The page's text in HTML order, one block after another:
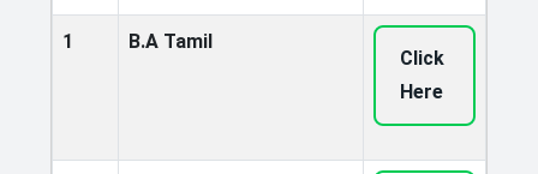
1 B.A Tamil
Click
Here